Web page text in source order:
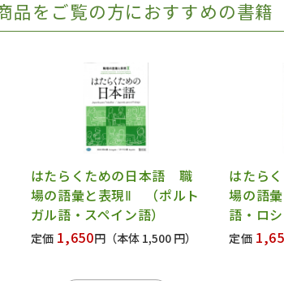
品をご覧の方におすすめの書籍
はたらくための日本語 職
場の語彙と表現Ⅱ （ポルト
ガル語・スペイン語）
定価 1,650円 （本体 1,500 円）
はたら
場の語
語・ロシ
定価